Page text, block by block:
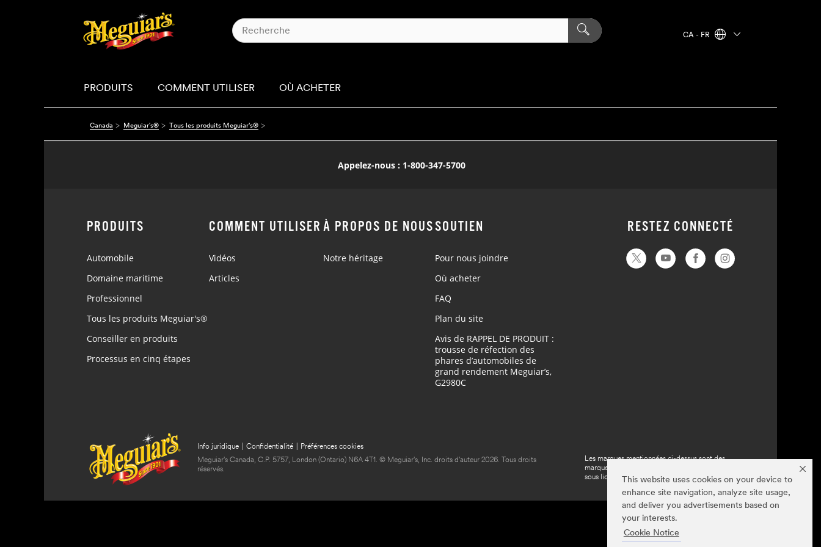
This website uses cookies on your device to
enhance site navigation, analyze site usage,
and deliver you advertisements based on
your interests.
Cookie Notice
CA - FR
PRODUITS COMMENT UTILISER OÙ ACHETER
Canada Meguiar's® Tous les produits Meguiar's®
Appelez-nous : 1-800-347-5700
PRODUITS
Automobile
Domaine maritime
Professionnel
Tous les produits Meguiar's®
Conseiller en produits
Processus en cinq étapes
COMMENT UTILISER
Vidéos
Articles
À PROPOS DE NOUS
Notre héritage
SOUTIEN
Pour nous joindre
Où acheter
FAQ
Plan du site
Avis de RAPPEL DE PRODUIT :
trousse de réfection des
phares d’automobiles de
grand rendement Meguiar’s,
G2980C
Info juridique Confidentialité
Préférences cookies
Meguiar's Canada, C.P. 5757, London (Ontario) N6A 4T1. © Meguiar's, Inc. droits d'auteur 2026. Tous droits
réservés.
RESTEZ CONNECTÉ
Les marques mentionnées ci-dessus sont des
marques de commerce de Meguiar's, utilisées
sous licence au Canada.